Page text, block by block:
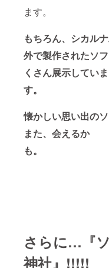
ます。
もちろん、シカル
外で製作されたソ
くさん展示していま
す。
懐かしい思い出の
また、会えるか
も
さらに…『
神社』!!!!!